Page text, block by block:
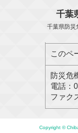
千葉
千葉県
このペ
防災危
電話：
ファク
Copyright ©